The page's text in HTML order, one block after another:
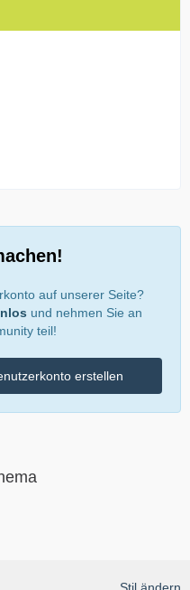
auf unserer Seite?
und nehmen Sie an
teil!
erstellen